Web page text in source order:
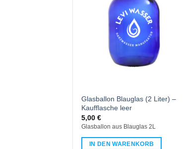
Glasballon Blauglas (2 Liter) –
Kaufflasche leer
5,00€
Glasballon aus Blauglas 2L
IN DEN WARENKORB